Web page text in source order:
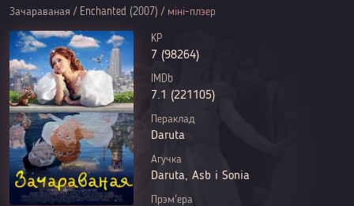
Зачараваная / Enchanted (2007) / міні-плэер
KP
7 (98264)
IMDb
7.1 (221105)
Пераклад
Daruta
Агучка
Daruta, Asb і Sonia
Прэм'ера